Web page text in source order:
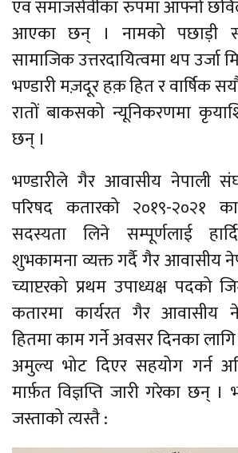
एवं समाजसेवीका रुपमा आफ्नो
आएका छन् । नामको पछाड़ी
सामाजिक उत्तरदायित्वमा थप उर्जा
भण्डारी मज़दूर हक़ हित र वार्षिक
रातों बाकसको न्यूनिकरणमा
छन् ।
भण्डारीले गैर आवासीय नेपाली संघ
परिषद कतारको २०१९-२०२१
सदस्यता लिने सम्पूर्णलाई
शुभकामना व्यक्त गर्दै गैर आवासीय
च्याप्टरको प्रथम उपाध्यक्ष पदको
कतारमा कार्यरत गैर आवासीय
हितमा काम गर्ने अवसर दिनका
अमुल्य भोट दिएर सहयोग गर्न
मार्फ़त विज्ञप्ति जारी गरेका छन् ।
जस्ताको त्यस्तै :